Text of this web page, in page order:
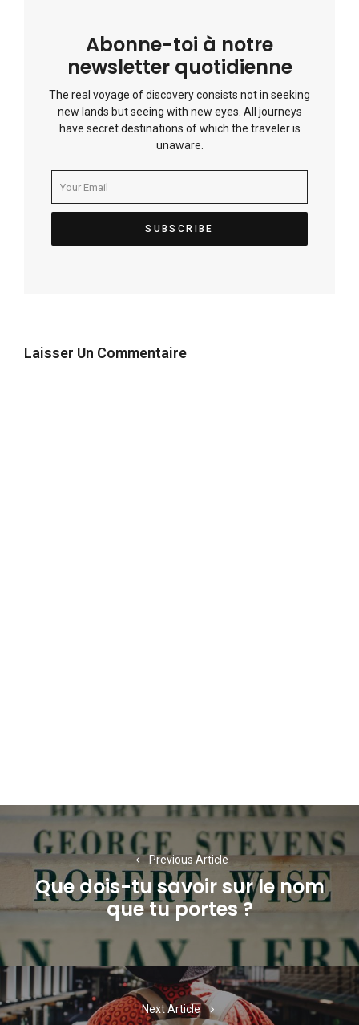
Abonne-toi à notre
newsletter quotidienne
The real voyage of discovery consists not in seeking
new lands but seeing with new eyes. All journeys
have secret destinations of which the traveler is
unaware.
Laisser Un Commentaire
Navigation
de
l’article
Previous Article
Previous
post:
Que dois-tu savoir sur le nom
que tu portes ?
Next Article